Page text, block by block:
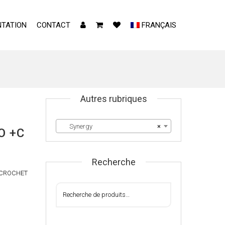
CONTACT FRANÇAIS
+C
Autres rubriques
×
Synergy
Recherche